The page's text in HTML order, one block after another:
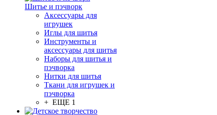
Шитье и пэчворк
Аксессуары для
игрушек
Иглы для шитья
Инструменты и
аксессуары для шитья
Наборы для шитья и
пэчворка
Нитки для шитья
Ткани для игрушек и
пэчворка
+ ЕЩЕ 1